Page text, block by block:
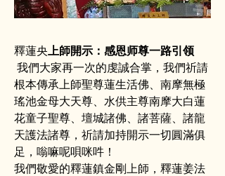
釋蓮央 上師開示：感恩师尊一路引领
我們大家再一次的虔誠合掌，我們祈請
根本傳承上師聖尊蓮生活佛、南摩無極
瑤池金母大天尊、水供主尊南摩大白蓮
花童子聖尊、壇城諸佛、諸菩薩、諸龍
天護法諸尊，祈請加持開示一切圓滿俱
足，嗡嘛呢唄咪吽！
我們敬愛的釋蓮鎮金剛上師，釋蓮姜法